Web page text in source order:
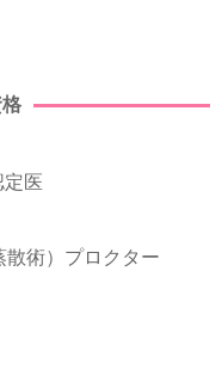
医
術）プロクター